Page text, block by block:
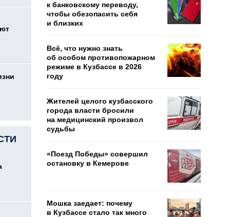
к банковскому переводу,
чтобы обезопасить себя
и близких
Всё, что нужно знать
об особом противопожарном
режиме в Кузбассе в 2026
году
Жителей целого кузбасского
города власти бросили
на медицинский произвол
судьбы
«Поезд Победы» совершил
остановку в Кемерове
Мошка заедает: почему
в Кузбассе стало так много